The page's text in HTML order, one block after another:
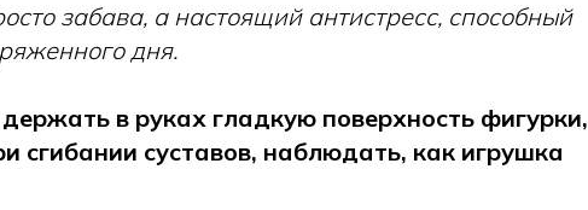
забава, а настоящий антистресс, способный
дня.
в руках гладкую поверхность фигурки,
сгибании суставов, наблюдать, как игрушка